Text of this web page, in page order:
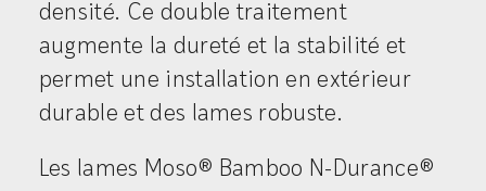
densité. Ce double traitement
augmente la dureté et la stabilité et
permet une installation en extérieur
durable et des lames robuste.
Les lames Moso® Bamboo N-Durance®